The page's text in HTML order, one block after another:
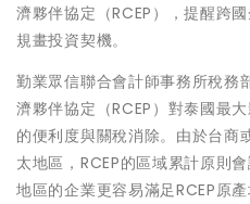
濟夥伴協定（RCEP），提醒跨
規畫投資契機。
勤業眾信聯合會計師事務所稅務
濟夥伴協定（RCEP）對泰國最
的便利度與關稅消除。由於台商
太地區，RCEP的區域累計原則
地區的企業更容易滿足RCEP原